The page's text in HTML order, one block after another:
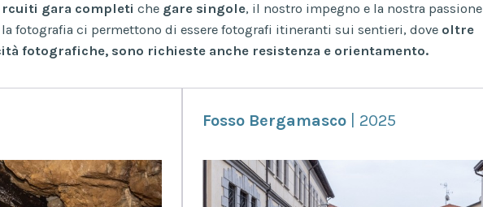
gara completi che gare singole, il nostro impegno e la nostra passione
fotografia ci permettono di essere fotografi itineranti sui sentieri, dove oltre
fotografiche, sono richieste anche resistenza e orientamento.
Fosso Bergamasco | 2025